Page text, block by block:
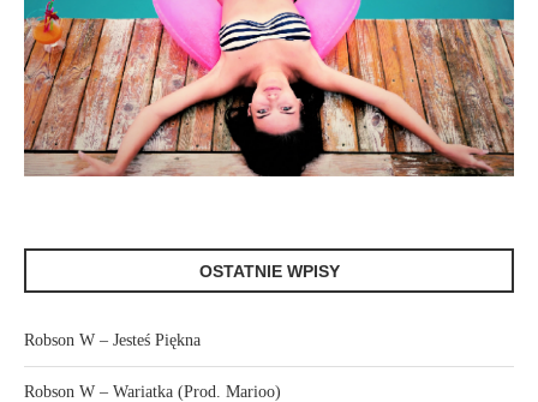
OSTATNIE WPISY
Robson W – Jesteś Piękna
Robson W – Wariatka (Prod. Marioo)